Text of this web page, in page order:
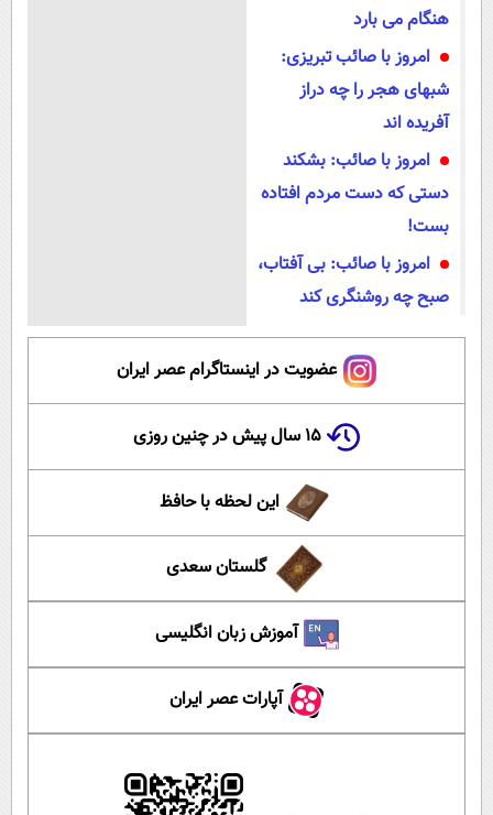
هنگام می بارد
امروز با صائب تبریزی:
شبهای هجر را چه دراز
آفریده اند
امروز با صائب: بشکند
دستی که دست مردم افتاده
بست!
امروز با صائب: بی آفتاب،
صبح چه روشنگری کند
عضویت در اینستاگرام عصر ایران
۱۵ سال پیش در چنین روزی
این لحظه با حافظ
گلستان سعدی
آموزش زبان انگلیسی
آپارات عصر ایران